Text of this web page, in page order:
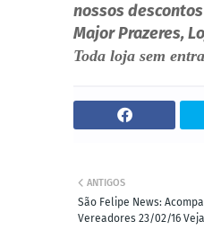
nossos
Major Prazeres,
Toda loja sem
ANTIGOS
São Felipe News:
Vereadores 23/02/16